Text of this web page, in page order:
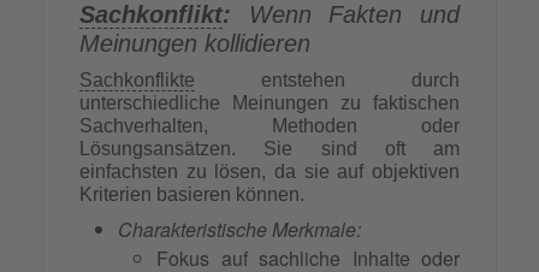
Sachkonflikt: Wenn Fakten und
Meinungen kollidieren
Sachkonflikte entstehen durch
unterschiedliche Meinungen zu faktischen
Sachverhalten, Methoden oder
Lösungsansätzen. Sie sind oft am
einfachsten zu lösen, da sie auf objektiven
Kriterien basieren können.
Charakteristische Merkmale:
Fokus auf sachliche Inhalte oder